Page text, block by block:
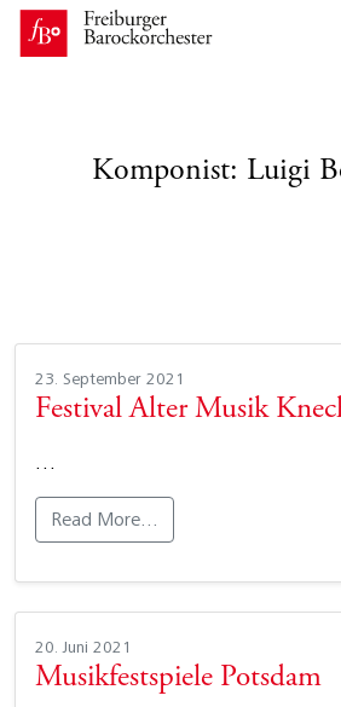
Komponist: Luigi
23. September 2021
Festival Alter Musik
…
Read More…
20. Juni 2021
Musikfestspiele Potsdam